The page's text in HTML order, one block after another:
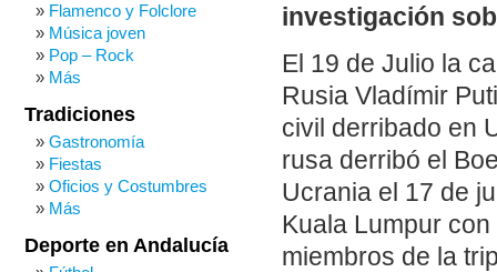
investigación
El 19 de Julio la
Rusia Vladímir
civil derribado en
rusa derribó el
Ucrania el 17 de
Kuala Lumpur
miembros de la
Flamenco y Folclore
Música joven
Pop – Rock
Más
Tradiciones
Gastronomía
Fiestas
Oficios y Costumbres
Más
Deporte en Andalucía